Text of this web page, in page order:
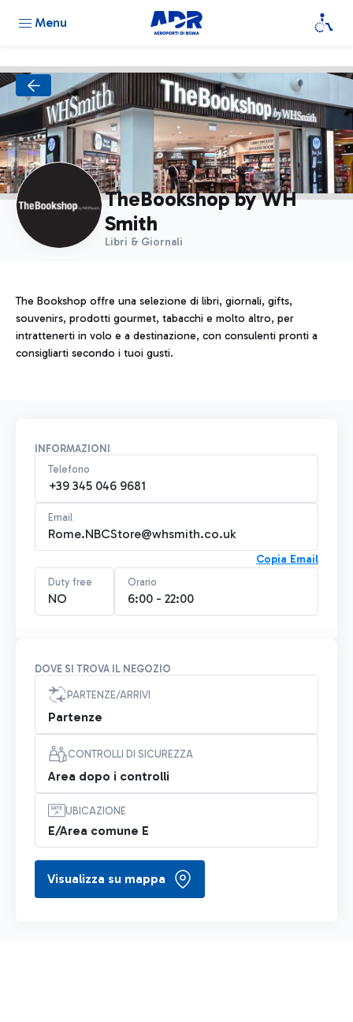
Menu
TheBookshop by WH
Smith
Libri & Giornali
The Bookshop offre una selezione di libri, giornali, gifts,
souvenirs, prodotti gourmet, tabacchi e molto altro, per
intrattenerti in volo e a destinazione, con consulenti pronti a
consigliarti secondo i tuoi gusti.
INFORMAZIONI
Telefono
+39 345 046 9681
Email
Rome.NBCStore@whsmith.co.uk
Copia Email
Duty free
NO
Orario
6:00 - 22:00
DOVE SI TROVA IL NEGOZIO
PARTENZE/ARRIVI
Partenze
CONTROLLI DI SICUREZZA
Area dopo i controlli
UBICAZIONE
E/Area comune E
Visualizza su mappa